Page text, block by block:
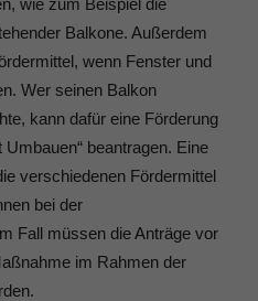
wie zum Beispiel die
Balkone. Außerdem
wenn Fenster und
Wer seinen Balkon
kann dafür eine Förderung
beantragen. Eine
verschiedenen Fördermittel
bei der
Fall müssen die Anträge vor
im Rahmen der